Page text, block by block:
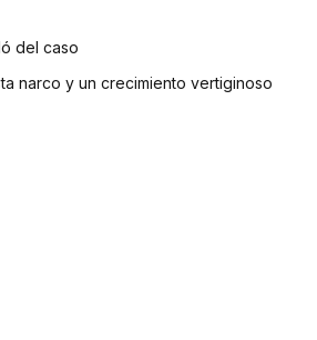
del caso
narco y un crecimiento vertiginoso